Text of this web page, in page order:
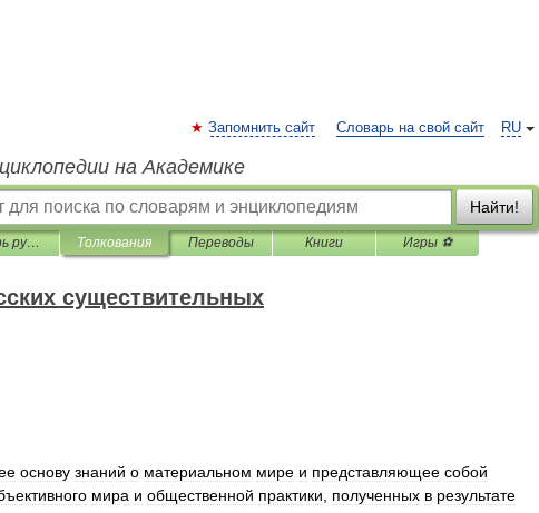
RU
Запомнить сайт Словарь на свой сайт
на Академике
Найти!
Толковый словарь русских существительных Толкования Переводы Книги Игры ⚽
существительных
основу знаний о материальном мире и представляющее собой
мира и общественной практики полученных в результате